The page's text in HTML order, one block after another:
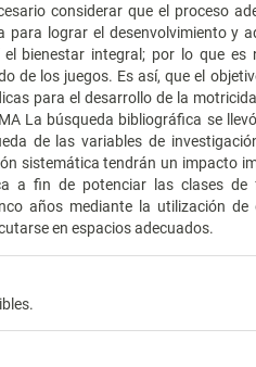
considerar que el proceso
lograr el desenvolvimiento y
bienestar integral; por lo que es
de los juegos. Es así, que el
para el desarrollo de la
La búsqueda bibliográfica se
de las variables de
sistemática tendrán un impacto
a fin de potenciar las clases
años mediante la utilización de
en espacios adecuados.